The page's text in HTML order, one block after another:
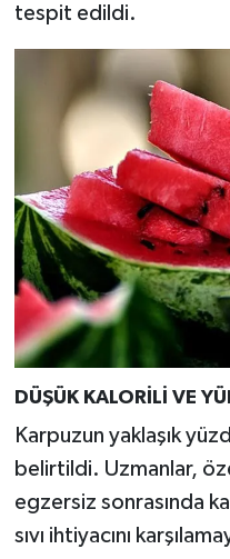
tespit edildi.
DÜŞÜK KALORİLİ VE
Karpuzun yaklaşık
belirtildi. Uzmanlar,
egzersiz sonrasında
sıvı ihtiyacını